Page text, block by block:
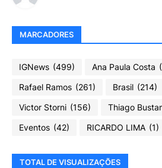
MARCADORES
IGNews (499) Ana Paula Costa
Rafael Ramos (261) Brasil (214)
Victor Storni (156) Thiago
Eventos (42) RICARDO LIMA (1)
TOTAL DE VISUALIZAÇÕES